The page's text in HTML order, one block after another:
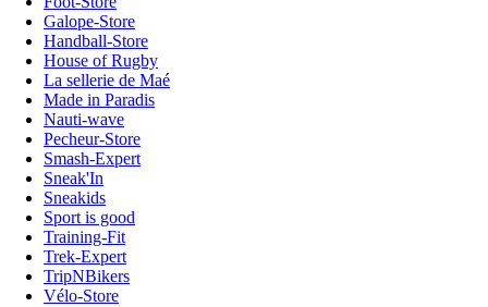
Galope-Store
Handball-Store
House of Rugby
La sellerie de Maé
Made in Paradis
Nauti-wave
Pecheur-Store
Smash-Expert
Sneak'In
Sneakids
Sport is good
Training-Fit
Trek-Expert
TripNBikers
Vélo-Store